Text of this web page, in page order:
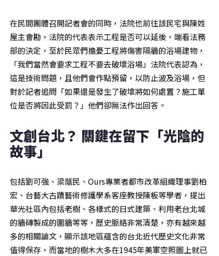
在民間團體召開記者會的同時，法院也前往該民宅與陳姓
屋主會勘，法院的代表表示工程是否可以延後，端看法務
部的決定，至於民眾們擔憂工程將傷害隔牆的浴場建物，
「我們當然會要求工程不要去破壞浴場」法院代表認為，
這是技術問題，且他們會作點預留，以防止波及浴場，但
對於記者追問「如果還是發生了破壞將如何處置？施工單
位是否將因此受罰？」他們卻無法作出回答。
文創台北？ 關鍵在留下「光陰的
故事」
包括劉可強、梁蔭民、Ours專業者都市改革組織理事劉柏
宏、台藝大古蹟藝術修護學系客座教授陳板等學者，提出
華光社區內包括老樹、各樣式的日式建築、利用老台北城
的牆磚製成的圍牆等等，歷史脈絡非常清楚，亦有越來越
多的相關論文，顯示該地區蘊含的台北近代歷史文化非常
值得保存，而當地的樹木大多在1945年美軍空照圖上就已